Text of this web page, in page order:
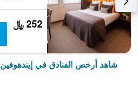
252 ﷼
شاهد أرخص الفنادق في إيندهوفين